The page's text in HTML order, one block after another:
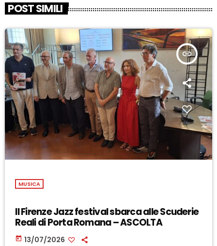
POST SIMILI
insert_link
MUSICA
Il Firenze Jazz festival sbarca alle Scuderie
Reali di Porta Romana – ASCOLTA
today 13/07/2026